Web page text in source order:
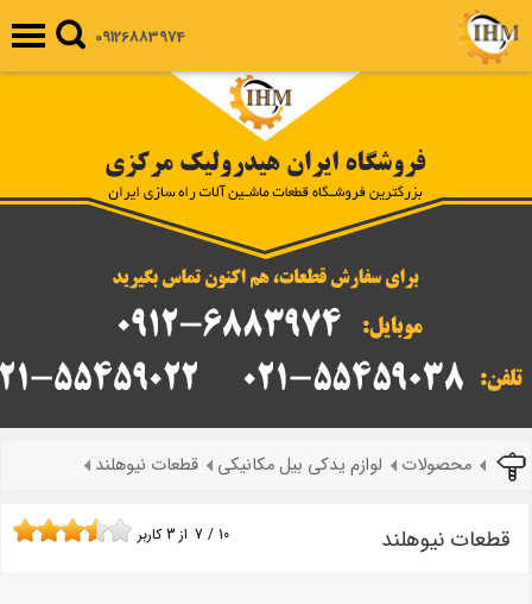
09126883974
محصولات لوازم یدکی بیل مکانیکی قطعات نیوهلند
قطعات نیوهلند 7 / 10 از 3کاربر